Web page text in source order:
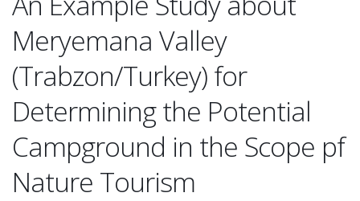
Meryemana Valley
(Trabzon/Turkey) for
Determining the Potential
Campground in the Scope pf
Nature Tourism